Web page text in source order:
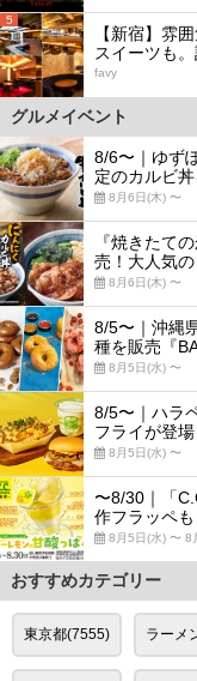
5
【新宿】雰
スイーツも
favy
グルメイベント
8/6〜｜ゆず
定のカルビ
8月6日(木) 〜
『焼きたて
売！大人気
8月6日(木) 〜
8/5〜｜沖縄
種を販売『
8月5日(水) 〜
8/5〜｜ハラ
フライが登場
8月5日(水) 〜
〜8/30｜「
作フラッペも
8月5日(水) 〜 8
おすすめカテゴリー
東京都(7555) ラーメ